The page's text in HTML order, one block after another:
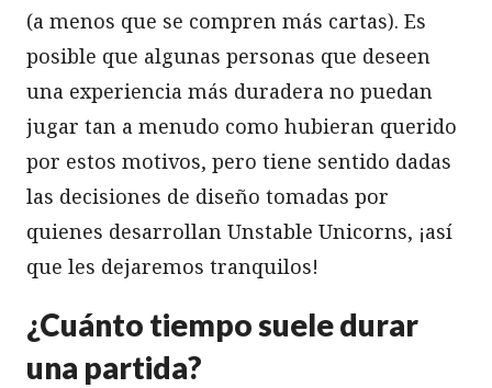
(a menos que se compren más cartas). Es
posible que algunas personas que deseen
una experiencia más duradera no puedan
jugar tan a menudo como hubieran querido
por estos motivos, pero tiene sentido dadas
las decisiones de diseño tomadas por
quienes desarrollan Unstable Unicorns, ¡así
que les dejaremos tranquilos!
¿Cuánto tiempo suele durar
una partida?